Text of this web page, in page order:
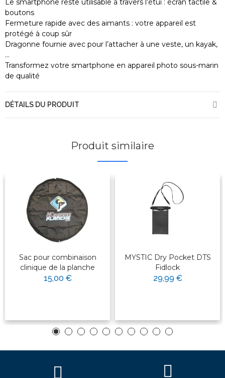
Le smartphone reste utilisable à travers l’étui : écran tactile &
boutons
Fermeture rapide avec des aimants : votre appareil est
protégé à coup sûr
Dragonne fournie avec pour l’attacher à une veste, un kayak,
…
Transformez votre smartphone en appareil photo sous-marin
de qualité
DÉTAILS DU PRODUIT
Produit similaire
Sac pour combinaison
clinique de la planche
15,00 €
MYSTIC Dry Pocket DTS
Fidlock
29,99 €